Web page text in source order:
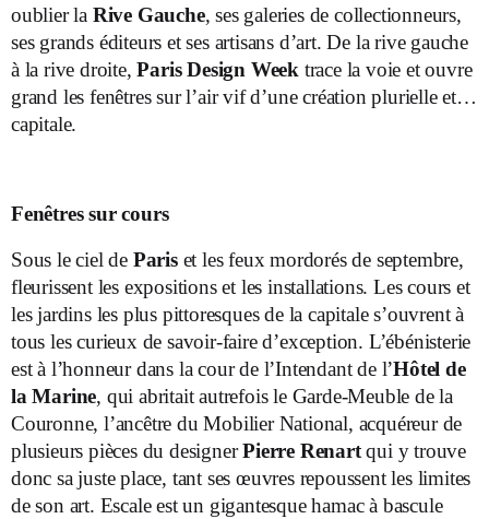
oublier la Rive Gauche, ses galeries de collectionneurs,
ses grands éditeurs et ses artisans d’art. De la rive gauche
à la rive droite,Paris Design Week trace la voie et ouvre
grand les fenêtres sur l’air vif d’une création plurielle et…
capitale.
Fenêtres sur cours
Sous le ciel de Pariset les feux mordorés de septembre,
fleurissent les expositions et les installations. Les cours et
les jardins les plus pittoresques de la capitale s’ouvrent à
tous les curieux de savoir-faire d’exception. L’ébénisterie
est à l’honneur dans la cour de l’Intendant de l’Hôtel de
la Marine, qui abritait autrefois le Garde-Meuble de la
Couronne, l’ancêtre du Mobilier National, acquéreur de
plusieurs pièces du designerPierre Renartqui y trouve
donc sa juste place, tant ses œuvres repoussent les limites
de son art. Escale est un gigantesque hamac à bascule